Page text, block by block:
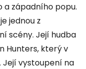
a západního popu.
jednou z
scény. Její hudba
Hunters, který v
Její vystoupení na